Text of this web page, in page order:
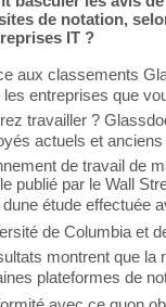
de notation,
IT ?
aux classements
les entreprises que
travailler ?
actuels et anciens
de travail de
publié par le Wall
étude effectuée
de Columbia et
montrent que la
plateformes de